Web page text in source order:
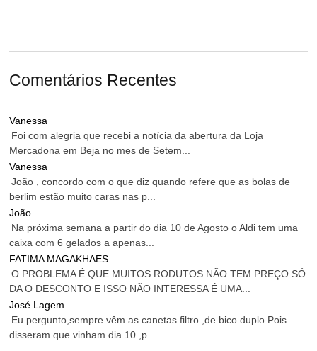
Comentários Recentes
Vanessa
Foi com alegria que recebi a notícia da abertura da Loja
Mercadona em Beja no mes de Setem...
Vanessa
João , concordo com o que diz quando refere que as bolas de
berlim estão muito caras nas p...
João
Na próxima semana a partir do dia 10 de Agosto o Aldi tem uma
caixa com 6 gelados a apenas...
FATIMA MAGAKHAES
O PROBLEMA É QUE MUITOS RODUTOS NÃO TEM PREÇO SÓ
DA O DESCONTO E ISSO NÃO INTERESSA É UMA...
José Lagem
Eu pergunto,sempre vêm as canetas filtro ,de bico duplo Pois
disseram que vinham dia 10 ,p...